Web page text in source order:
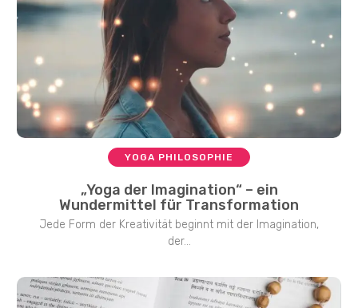
YOGA PHILOSOPHIE
„Yoga der Imagination“ – ein
Wundermittel für Transformation
Jede Form der Kreativität beginnt mit der Imagination,
der...